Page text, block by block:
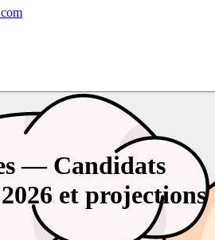
— Candidats
et projections